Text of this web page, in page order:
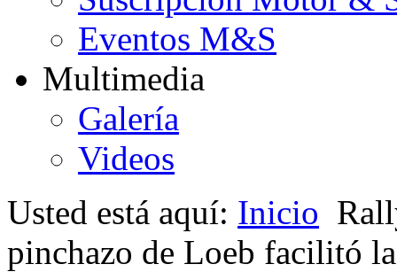
Eventos M&S
Multimedia
Galería
Videos
Usted está aquí: Inicio
pinchazo de Loeb facilitó